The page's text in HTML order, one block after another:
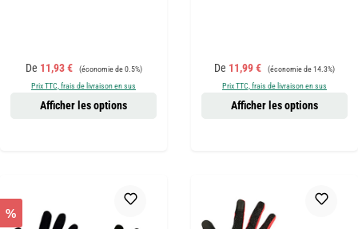
Prix de vente :
De 11,93 € Prix régulier :
(économie de 0.5%)
Prix TTC, frais de livraison en sus
Afficher les options
Prix de vente :
De 11,99 € Prix régulier :
(économie de 14.3%)
Prix TTC, frais de livraison en sus
Afficher les options
%